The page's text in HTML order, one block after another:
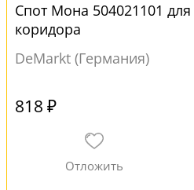
Спот Мона 504021101
коридора
DeMarkt (Германия)
818 ₽